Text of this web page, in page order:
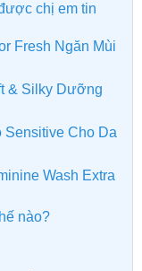
chị em tin
Fresh Ngăn Mùi
& Silky Dưỡng
Sensitive Cho Da
Wash Extra
nào?